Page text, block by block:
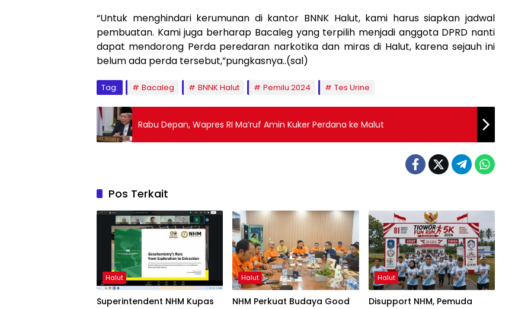
“Untuk menghindari kerumunan di kantor BNNK Halut, kami harus siapkan jadwal
pembuatan. Kami juga berharap Bacaleg yang terpilih menjadi anggota DPRD nanti
dapat mendorong Perda peredaran narkotika dan miras di Halut, karena sejauh ini
belum ada perda tersebut,”pungkasnya..(sal)
Tag: Bacaleg BNNK Halut Pemilu 2024 Tes Urine
Rabu Depan, Wapres RI Ma’ruf Amin Kuker Perdana ke Malut
Pos Terkait
Halut
Superintendent NHM Kupas
Halut
NHM Perkuat Budaya Good
Halut
Disupport NHM, Pemuda